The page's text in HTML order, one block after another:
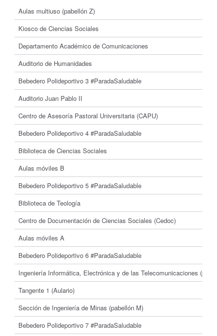
Aulas multiuso (pabellón Z)
Kiosco de Ciencias Sociales
Departamento Académico de Comunicaciones
Auditorio de Humanidades
Bebedero Polideportivo 3 #ParadaSaludable
Auditorio Juan Pablo II
Centro de Asesoría Pastoral Universitaria (CAPU)
Bebedero Polideportivo 4 #ParadaSaludable
Biblioteca de Ciencias Sociales
Aulas móviles B
Bebedero Polideportivo 5 #ParadaSaludable
Biblioteca de Teología
Centro de Documentación de Ciencias Sociales (Cedoc)
Aulas móviles A
Bebedero Polideportivo 6 #ParadaSaludable
Ingeniería Informática, Electrónica y de las Telecomunicaciones
Tangente 1 (Aulario)
Sección de Ingeniería de Minas (pabellón M)
Bebedero Polideportivo 7 #ParadaSaludable